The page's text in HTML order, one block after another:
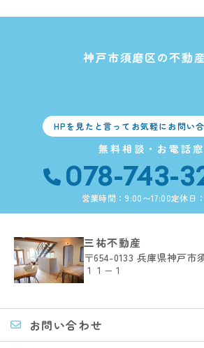
神戸市須磨区の不動
HPを見たと言ってお気軽にお問い
無料相談・お電話
078-743-
営業時間：9:00〜17:00定休日
三祐不動産
〒654-0133 兵庫県神戸市
１１−１
お問い合わせ